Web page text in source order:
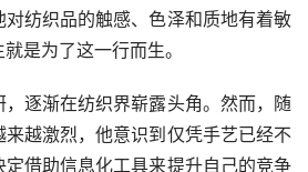
纺织品的触感、色泽和质地有着敏
是为了这一行而生。
逐渐在纺织界崭露头角。然而，随
越激烈，他意识到仅凭手艺已经不
借助信息化工具来提升自己的竞争